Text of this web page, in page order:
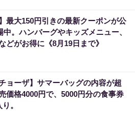
最大150円引きの最新クーポンが公
中。ハンバーグやキッズメニュー、
どがお得に《8月19日まで》
ョーザ】サマーバッグの内容が超
価格4000円で、5000円分の食事券
。